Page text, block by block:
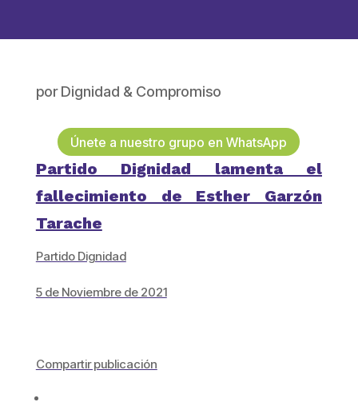
porDignidad & Compromiso
Únete a nuestro grupo en WhatsApp
Partido Dignidad lamenta el
fallecimiento de Esther Garzón
Tarache
Partido Dignidad
5 de Noviembre de 2021
Compartir publicación